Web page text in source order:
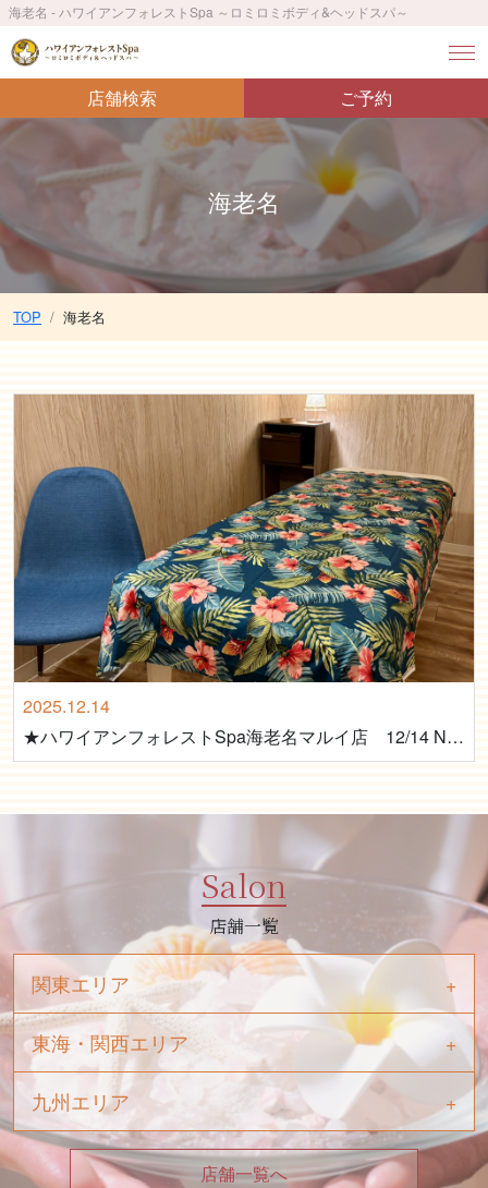
海老名 - ハワイアンフォレストSpa ～ロミロミボディ&ヘッドスパ～
店舗検索 ご予約
海老名
TOP 海老名
2025.12.14
★ハワイアンフォレストSpa海老名マルイ店 12/14 NEW OPEN★
Salon
店舗一覧
関東エリア
東海・関西エリア
九州エリア
店舗一覧へ